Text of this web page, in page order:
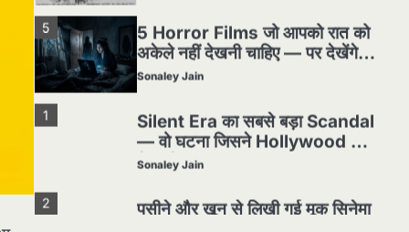
5
5 Horror Films जो आपको रात को
अकेले नहीं देखनी चाहिए — पर देखेंगे
ज़रूर
Sonaley Jain
1
Silent Era का सबसे बड़ा Scandal
— वो घटना जिसने Hollywood को
हिला दिया
Sonaley Jain
2
पसीने और खून से लिखी गई मूक सिनेमा